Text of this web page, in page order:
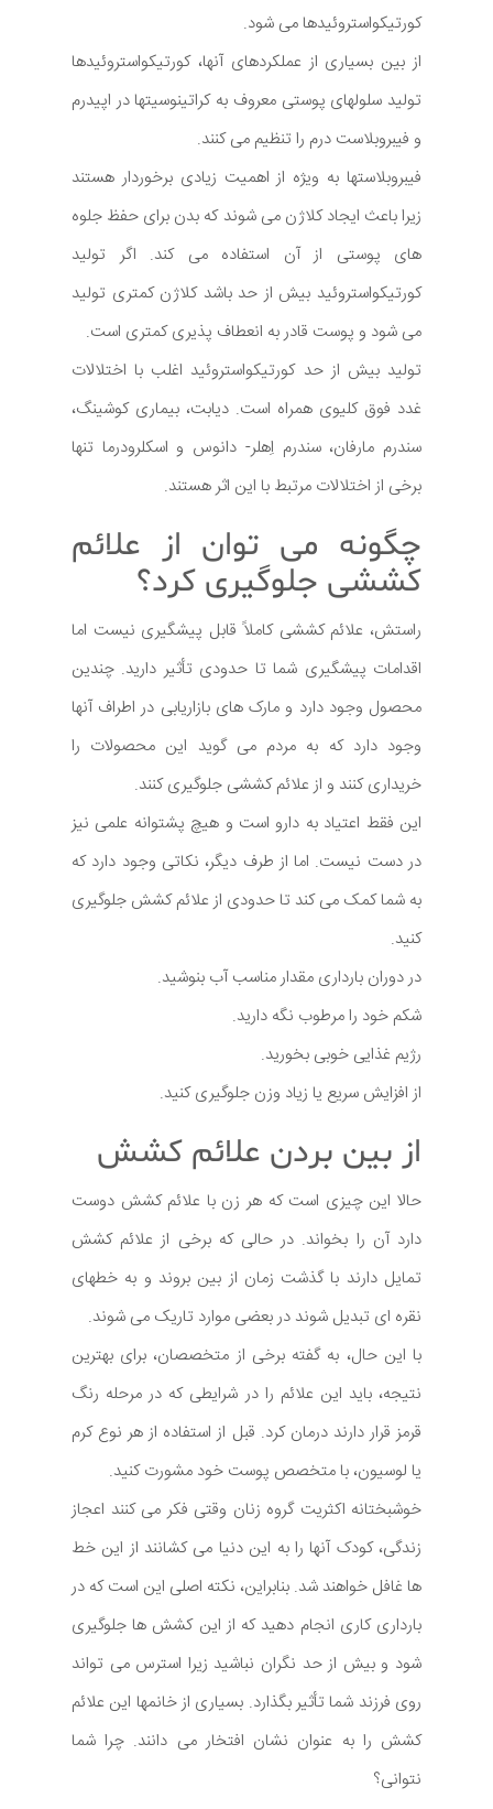
کورتیکواستروئیدها می شود.
از بین بسیاری از عملکردهای آنها، کورتیکواستروئیدها
تولید سلولهای پوستی معروف به کراتینوسیتها در اپیدرم
و فیبروبلاست درم را تنظیم می کنند.
فیبروبلاستها به ویژه از اهمیت زیادی برخوردار هستند
زیرا باعث ایجاد کلاژن می شوند که بدن برای حفظ جلوه
های پوستی از آن استفاده می کند. اگر تولید
کورتیکواستروئید بیش از حد باشد کلاژن کمتری تولید
می شود و پوست قادر به انعطاف پذیری کمتری است.
تولید بیش از حد کورتیکواستروئید اغلب با اختلالات
غدد فوق کلیوی همراه است. دیابت، بیماری کوشینگ،
سندرم مارفان، سندرم اِهلر- دانوس و اسکلرودرما تنها
برخی از اختلالات مرتبط با این اثر هستند.
چگونه می توان از علائم
کششی جلوگیری کرد؟
راستش، علائم کششی کاملاً قابل پیشگیری نیست اما
اقدامات پیشگیری شما تا حدودی تأثیر دارید. چندین
محصول وجود دارد و مارک های بازاریابی در اطراف آنها
وجود دارد که به مردم می گوید این محصولات را
خریداری کنند و از علائم کششی جلوگیری کنند.
این فقط اعتیاد به دارو است و هیچ پشتوانه علمی نیز
در دست نیست. اما از طرف دیگر، نکاتی وجود دارد که
به شما کمک می کند تا حدودی از علائم کشش جلوگیری
کنید.
در دوران بارداری مقدار مناسب آب بنوشید.
شکم خود را مرطوب نگه دارید.
رژیم غذایی خوبی بخورید.
از افزایش سریع یا زیاد وزن جلوگیری کنید.
از بین بردن علائم کشش
حالا این چیزی است که هر زن با علائم کشش دوست
دارد آن را بخواند. در حالی که برخی از علائم کشش
تمایل دارند با گذشت زمان از بین بروند و به خطهای
نقره ای تبدیل شوند در بعضی موارد تاریک می شوند.
با این حال، به گفته برخی از متخصصان، برای بهترین
نتیجه، باید این علائم را در شرایطی که در مرحله رنگ
قرمز قرار دارند درمان کرد. قبل از استفاده از هر نوع کرم
یا لوسیون، با متخصص پوست خود مشورت کنید.
خوشبختانه اکثریت گروه زنان وقتی فکر می کنند اعجاز
زندگی، کودک آنها را به این دنیا می کشانند از این خط
ها غافل خواهند شد. بنابراین، نکته اصلی این است که در
بارداری کاری انجام دهید که از این کشش ها جلوگیری
شود و بیش از حد نگران نباشید زیرا استرس می تواند
روی فرزند شما تأثیر بگذارد. بسیاری از خانمها این علائم
کشش را به عنوان نشان افتخار می دانند. چرا شما
نتوانی؟